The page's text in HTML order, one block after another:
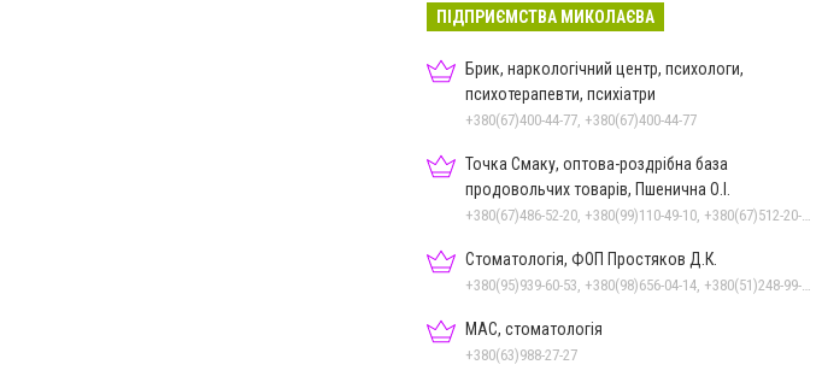
ПІДПРИЄМСТВА МИКОЛАЄВА
Брик, наркологічний центр, психологи,
психотерапевти, психіатри
+380(67)400-44-77, +380(67)400-44-77
Точка Смаку, оптова-роздрібна база
продовольчих товарів, Пшенична О.І.
Стоматологія, ФОП Простяков Д.К.
МАС, стоматологія
+380(63)988-27-27